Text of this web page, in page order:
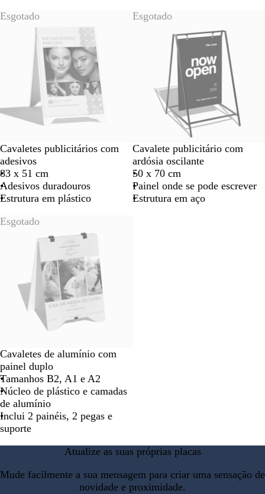
Esgotado
Cavaletes publicitários com
adesivos
83 x 51 cm
Adesivos duradouros
Estrutura em plástico
Esgotado
Cavalete publicitário com
ardósia oscilante
50 x 70 cm
Painel onde se pode escrever
Estrutura em aço
Esgotado
Cavaletes de alumínio com
painel duplo
Tamanhos B2, A1 e A2
Núcleo de plástico e camadas
de alumínio
Inclui 2 painéis, 2 pegas e
suporte
Atualize as suas próprias placas
Mude facilmente a sua mensagem para criar uma sensação de
novidade e proximidade.